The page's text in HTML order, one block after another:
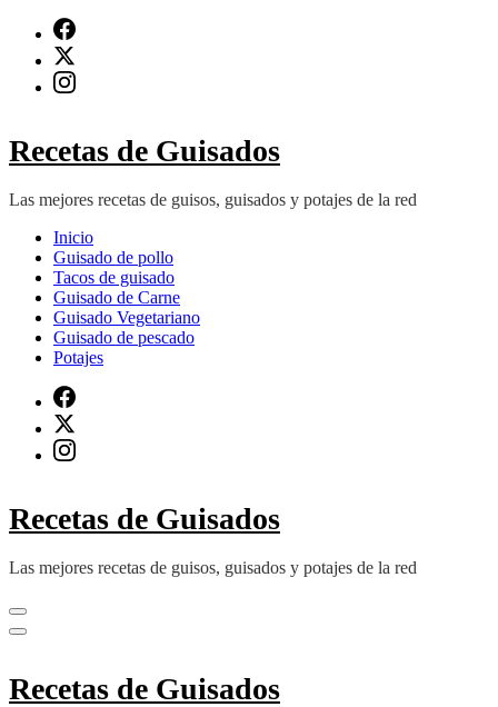
contenido
(presiona
Recetas de Guisados
Las mejores recetas de guisos, guisados y potajes de la red
Inicio
Guisado de pollo
Tacos de guisado
Guisado de Carne
Guisado Vegetariano
Guisado de pescado
Potajes
Recetas de Guisados
Las mejores recetas de guisos, guisados y potajes de la red
Recetas de Guisados